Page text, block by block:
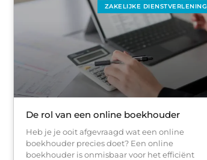
ZAKELIJKE DIENSTVERLENING
De rol van een online boekhouder
Heb je je ooit afgevraagd wat een online
boekhouder precies doet? Een online
boekhouder is onmisbaar voor het efficiënt